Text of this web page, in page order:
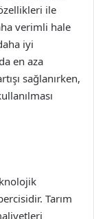
ile
verimli hale
iyi
en aza
sağlanırken,
Tarım